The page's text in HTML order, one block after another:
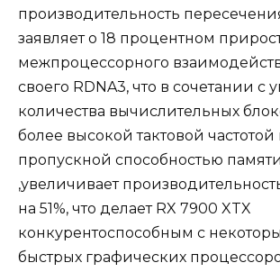
производительность
заявляет о 18 процентном
межпроцессорного
своего RDNA3, что в сочетании с
количества вычислительных
более высокой тактовой частотой
пропускной способностью
,увеличивает
на 51%, что делает RX 7900 XTX
конкурентоспособным с
быстрых графических